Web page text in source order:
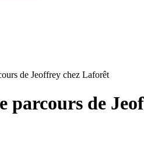
de Jeoffrey chez Laforêt
parcours de